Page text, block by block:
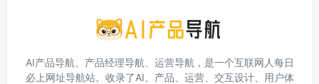
AI产品导航、产品经理导航、运营导航，是一个互联网人每日
必上网址导航站。收录了AI、产品、运营、交互设计、用户体